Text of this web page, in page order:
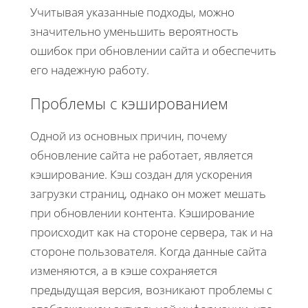
Учитывая указанные подходы, можно
значительно уменьшить вероятность
ошибок при обновлении сайта и обеспечить
его надежную работу.
Проблемы с кэшированием
Одной из основных причин, почему
обновление сайта не работает, является
кэширование. Кэш создан для ускорения
загрузки страниц, однако он может мешать
при обновлении контента. Кэширование
происходит как на стороне сервера, так и на
стороне пользователя. Когда данные сайта
изменяются, а в кэше сохраняется
предыдущая версия, возникают проблемы с